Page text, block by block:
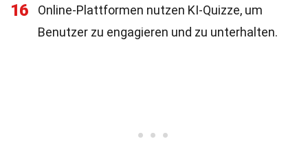
16
Online-Plattformen nutzen KI-Quizze, um
Benutzer zu engagieren und zu unterhalten.